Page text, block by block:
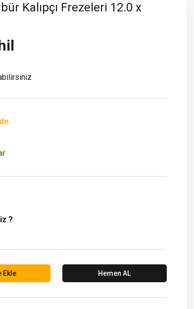
Kalıpçı Frezeleri 12.0 x
?
Ekle Hemen AL